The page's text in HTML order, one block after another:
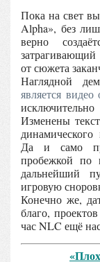
Пока на свет
Alpha», без
верно
от сюжета
Наглядной
является
исключительно
Изменены
Да и само
пробежкой по
дальнейший
игровую
Конечно же,
благо,
час NLC ещё